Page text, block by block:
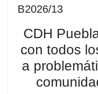
B2026/13
CDH
con todos
a